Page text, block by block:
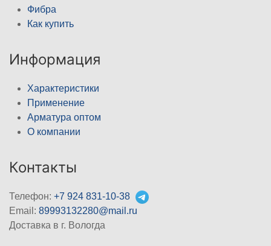
Фибра
Как купить
Информация
Характеристики
Применение
Арматура оптом
О компании
Контакты
Телефон: +7 924 831-10-38
Email: 89993132280@mail.ru
Доставка в г. Вологда